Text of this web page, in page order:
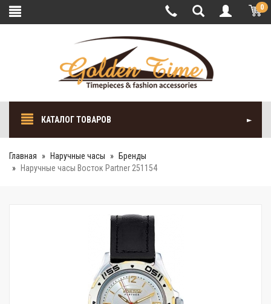
0
КАТАЛОГ ТОВАРОВ
Главная Наручные часы
Бренды
Наручные часы Восток Partner 251154